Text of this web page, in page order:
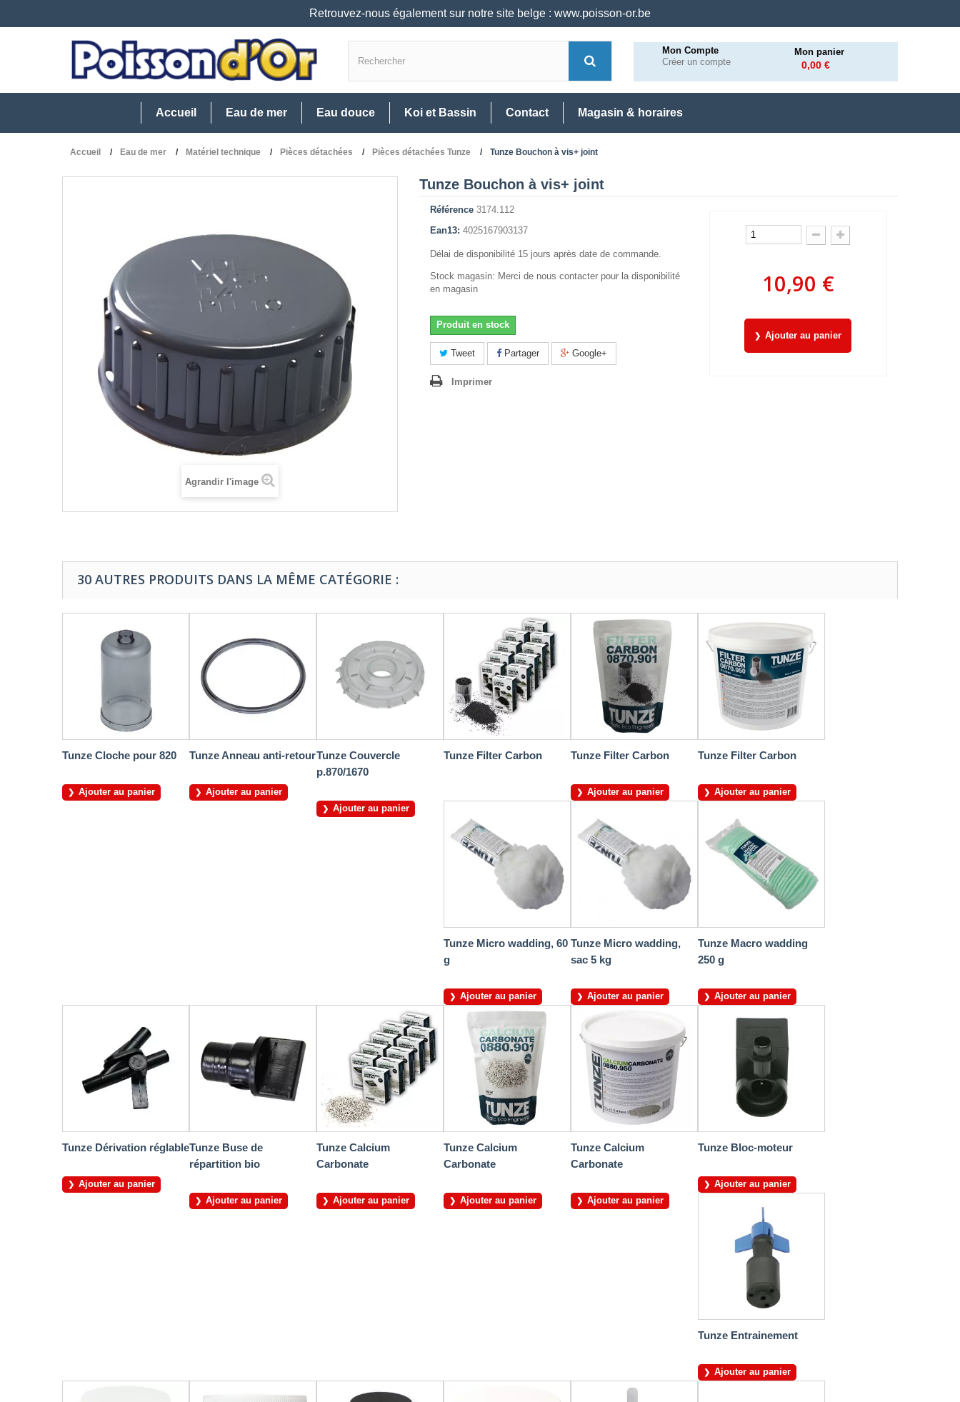
Retrouvez-nous également sur notre site belge : www.poisson-or.be
Mon Compte
Créer un compte
Mon panier
0,00 €
Accueil Eau de mer Eau douce Koi et Bassin Contact Magasin & horaires
Accueil Eau de mer Matériel technique Pièces détachées Pièces détachées Tunze Tunze Bouchon à vis+ joint
Agrandir l'image
Tunze Bouchon à vis+ joint
Référence 3174.112
Ean13: 4025167903137
Délai de disponibilité 15 jours après date de commande.
Stock magasin: Merci de nous contacter pour la disponibilité
en magasin
Produit en stock
Tweet Partager Google+
Imprimer
10,90 €
Ajouter au panier
30 AUTRES PRODUITS DANS LA MÊME CATÉGORIE :
Tunze Cloche pour 820
Ajouter au panier
Tunze Anneau anti-retour
Ajouter au panier
Tunze Couvercle
p.870/1670
Ajouter au panier
Tunze Filter Carbon Tunze Filter Carbon
Ajouter au panier
Tunze Filter Carbon
Ajouter au panier
Tunze Micro wadding, 60
g
Ajouter au panier
Tunze Micro wadding,
sac 5 kg
Ajouter au panier
Tunze Macro wadding
250 g
Ajouter au panier
Tunze Dérivation réglable
Ajouter au panier
Tunze Buse de
répartition bio
Ajouter au panier
Tunze Calcium
Carbonate
Ajouter au panier
Tunze Calcium
Carbonate
Ajouter au panier
Tunze Calcium
Carbonate
Ajouter au panier
Tunze Bloc-moteur
Ajouter au panier
Tunze Entrainement
Ajouter au panier